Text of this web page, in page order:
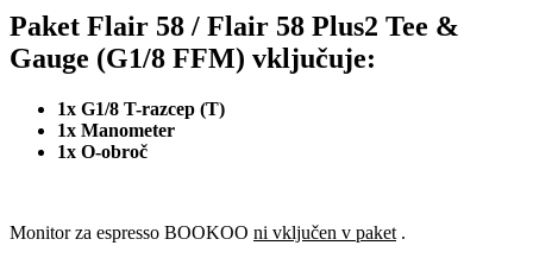
Paket Flair 58 / Flair 58 Plus2 Tee &
Gauge (G1/8 FFM) vključuje:
1x G1/8 T-razcep (T)
1x Manometer
1x O-obroč
Monitor za espresso BOOKOO ni vključen v paket .